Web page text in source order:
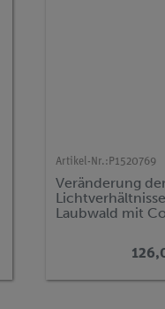
Artikel-Nr.: P1520769
Veränderung
Laubwald mit